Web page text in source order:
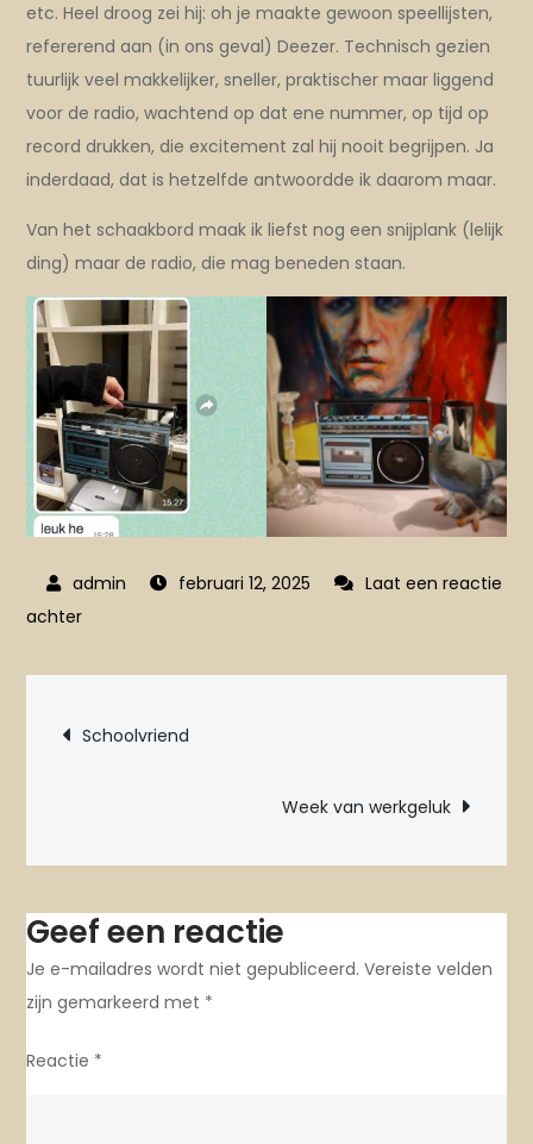
etc. Heel droog zei hij: oh je maakte gewoon speellijsten,
refererend aan (in ons geval) Deezer. Technisch gezien
tuurlijk veel makkelijker, sneller, praktischer maar liggend
voor de radio, wachtend op dat ene nummer, op tijd op
record drukken, die excitement zal hij nooit begrijpen. Ja
inderdaad, dat is hetzelfde antwoordde ik daarom maar.
Van het schaakbord maak ik liefst nog een snijplank (lelijk
ding) maar de radio, die mag beneden staan.
februari 12, 2025
Laat een reactie
achterop
Bericht
navigatie
Schoolvriend
Week van werkgeluk
Geef een reactie
Je e-mailadres wordt niet gepubliceerd. Vereiste velden
zijn gemarkeerd met *
Reactie *